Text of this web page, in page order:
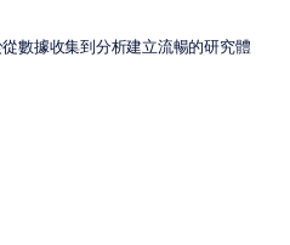
數據收集到分析建立流暢的研究體